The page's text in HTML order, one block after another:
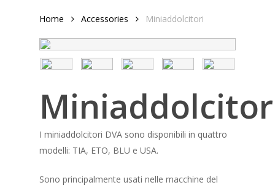
Home Accessories Miniaddolcitori
I miniaddolcitori DVA sono disponibili in quattro
modelli: TIA, ETO, BLU e USA.
Sono principalmente usati nelle macchine del